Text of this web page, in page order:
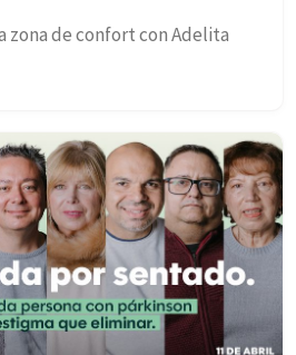
zona de confort con Adelita